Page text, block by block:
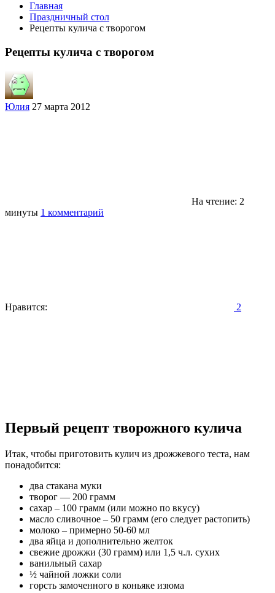
Главная
Праздничный стол
Рецепты кулича с творогом
Рецепты кулича с творогом
Юлия 27 марта 2012
На чтение: 2
минуты 1 комментарий
Нравится: 2
Первый рецепт творожного кулича
Итак, чтобы приготовить кулич из дрожжевого теста, нам
понадобится:
два стакана муки
творог — 200 грамм
сахар – 100 грамм (или можно по вкусу)
масло сливочное – 50 грамм (его следует растопить)
молоко – примерно 50-60 мл
два яйца и дополнительно желток
свежие дрожжи (30 грамм) или 1,5 ч.л. сухих
ванильный сахар
½ чайной ложки соли
горсть замоченного в коньяке изюма